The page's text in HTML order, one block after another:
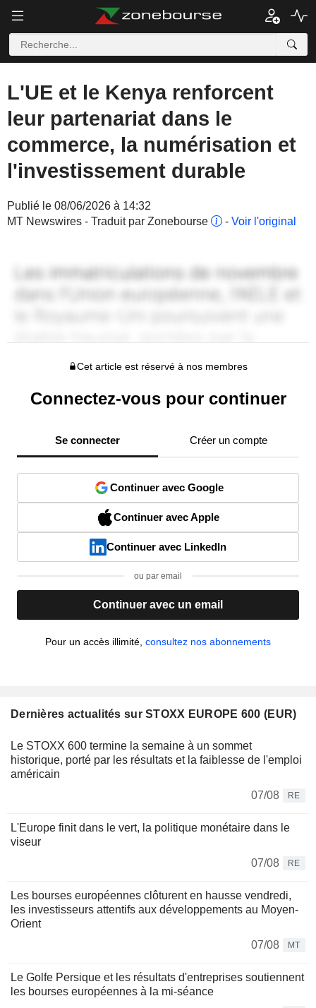
L'UE et le Kenya renforcent
leur partenariat dans le
commerce, la numérisation et
l'investissement durable
Publié le 08/06/2026 à 14:32
MT Newswires - Traduit par Zonebourse
- Voir l'original
Cet article est réservé à nos membres
Connectez-vous pour continuer
Se connecter Créer un compte
Continuer avec Google
Continuer avec Apple
Continuer avec LinkedIn
ou par email
Continuer avec un email
Pour un accès illimité, consultez nos abonnements
Dernières actualités sur STOXX EUROPE 600 (EUR)
Le STOXX 600 termine la semaine à un sommet
historique, porté par les résultats et la faiblesse de l'emploi
américain
07/08
RE
L'Europe finit dans le vert, la politique monétaire dans le
viseur
07/08
RE
Les bourses européennes clôturent en hausse vendredi,
les investisseurs attentifs aux développements au Moyen-
Orient
07/08
MT
Le Golfe Persique et les résultats d'entreprises soutiennent
les bourses européennes à la mi-séance